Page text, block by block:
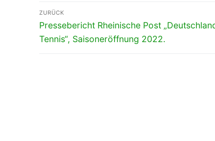
Beitragsnavigation
ZURÜCK
Vorheriger
Beitrag:
Pressebericht Rheinische Post
Tennis“, Saisoneröffnung 2022.